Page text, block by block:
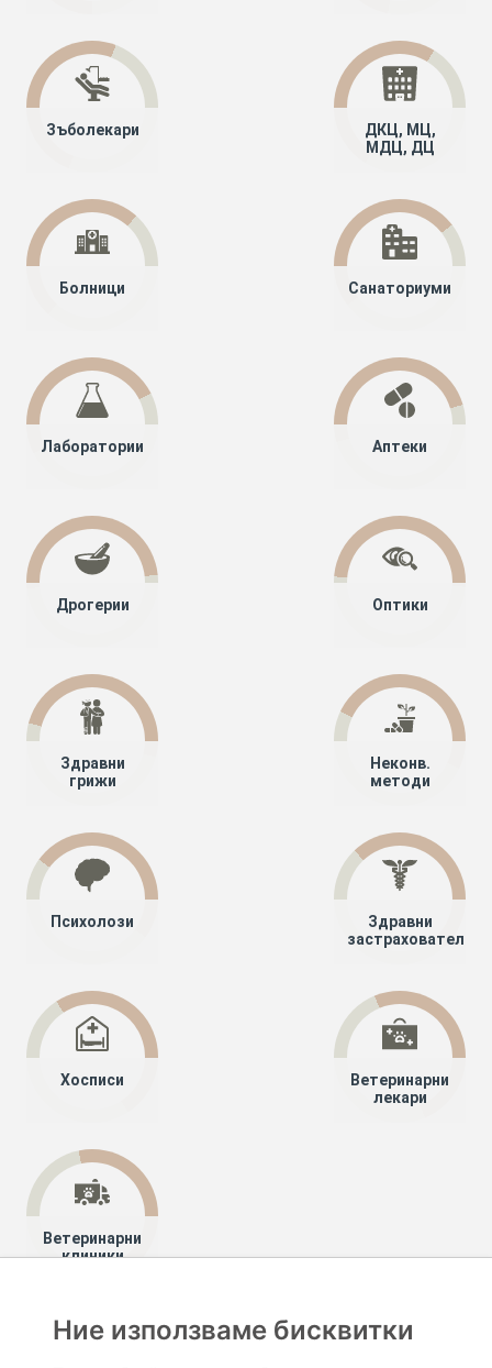
Зъболекари
ДКЦ, МЦ,
МДЦ, ДЦ
Болници Санаториуми
Лаборатории Аптеки
Дрогерии Оптики
Здравни
грижи
Неконв.
методи
Психолози
Здравни
застрахователи
Хосписи
Ветеринарни
лекари
Ветеринарни
клиники
Специалисти
Ние използваме бисквитки